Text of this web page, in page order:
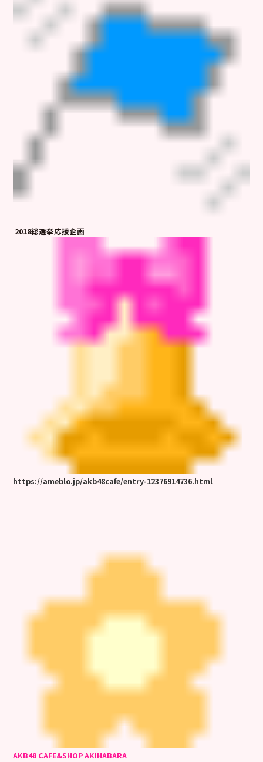
2018総選挙応援企画
https://ameblo.jp/akb48cafe/entry-12376914736.html
AKB48 CAFE&SHOP AKIHABARA